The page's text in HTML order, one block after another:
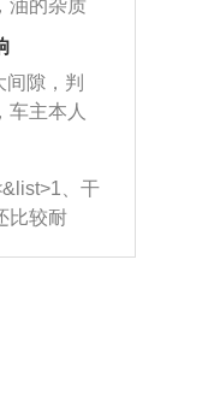
清洗剂
车辆启
到燃烧
让三元
情况就
反复练
在真实
打好方
油的杂质
封效果
、
环与缸体
烧室中，
度。使用
烧机油现
动性，
隙，判
车主本人
厂或4s
罩破
半轴磨
产生异
套和球头
、干
比较耐